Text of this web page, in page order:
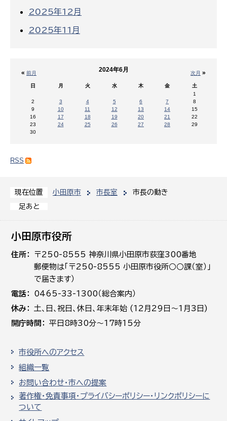
現在位置 小田原市 市長室
市長の動き
足あと
2025年12月
2025年11月
« 前月 次月 »
2024年6月
日 月 火 水 木 金
土
1
2
3 4 5 6 7
8
9
10 11 12 13 14
15
16
17 18 19 20 21
22
23
24 25 26 27 28
29
30
RSS
小田原市役所
住所
〒250-8555 神奈川県小田原市荻窪300番地
郵便物は「〒250-8555 小田原市役所○○課（室）」
で届きます）
電話
0465-33-1300（総合案内）
休み
土､日､祝日、休日、年末年始 (12月29日～1月3日)
開庁時間
平日8時30分～17時15分
市役所へのアクセス
組織一覧
お問い合わせ・市への提案
著作権・免責事項・プライバシーポリシー・リンクポリシーに
ついて